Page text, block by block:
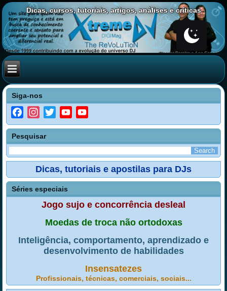
Dicas, cursos, tutoriais, artigos, análises e críticas
Siga-nos
FacebookInstagramTwitterYouTube
Channel
Pesquisar
Dicas, tutoriais e apostilas para DJs
Séries especiais
Jogo sujo e concorrência desleal
Moedas de troca não ortodoxas
Inteligência, comportamento, aprendizado e
desenvolvimento de habilidades
Insensatezes
Profissionais, técnicas, comerciais, sociais...